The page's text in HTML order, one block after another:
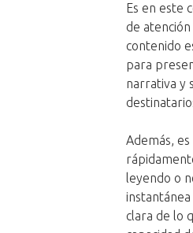
Es en este
de
contenido
para
narrativa y
Además,
leyendo o
clara de lo